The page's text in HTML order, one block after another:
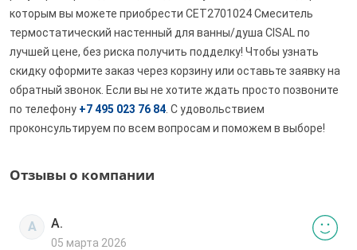
которым вы можете приобрести CET2701024 Смеситель
термостатический настенный для ванны/душа CISAL по
лучшей цене, без риска получить подделку! Чтобы узнать
скидку оформите заказ через корзину или оставьте заявку на
обратный звонок. Если вы не хотите ждать просто позвоните
по телефону +7 495 023 76 84 . С удовольствием
проконсультируем по всем вопросам и поможем в выборе!
Отзывы о компании
А А.
05 марта 2026